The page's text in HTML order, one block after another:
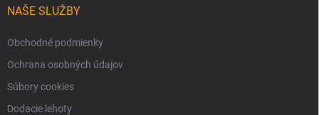
NAŠE SLUŽBY
Obchodné podmienky
Ochrana osobných údajov
Súbory cookies
Dodacie lehoty